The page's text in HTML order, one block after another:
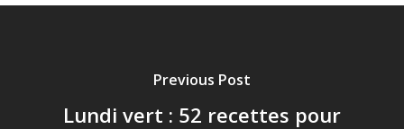
Previous Post
Lundi vert : 52 recettes pour